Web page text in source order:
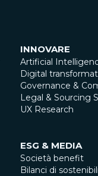
INNOVARE
Artificial
Digital
Governance &
Legal & Sourcing
UX Research
ESG & MEDIA
Società benefit
Bilanci di